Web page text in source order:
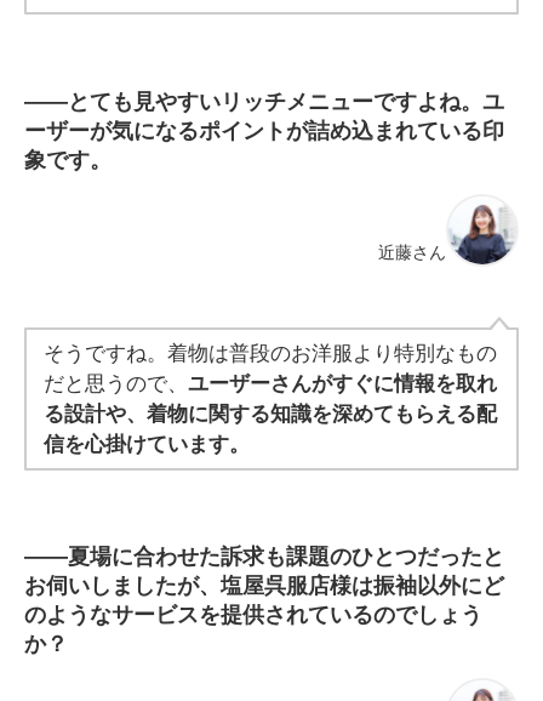
――とても見やすいリッチメニューですよね。ユ
ーザーが気になるポイントが詰め込まれている印
象です。
近藤さん
そうですね。着物は普段のお洋服より特別なもの
だと思うので、 ユーザーさんがすぐに情報を取れ
る設計や、着物に関する知識を深めてもらえる配
信を心掛けています。
――夏場に合わせた訴求も課題のひとつだったと
お伺いしましたが、塩屋呉服店様は振袖以外にど
のようなサービスを提供されているのでしょう
か？